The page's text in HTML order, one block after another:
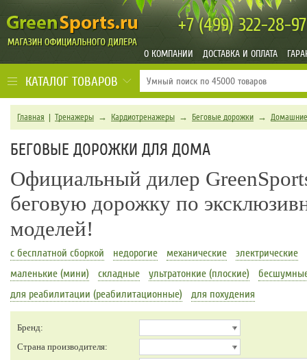
+7 (499)322-28-97
О КОМПАНИИ ДОСТАВКА И ОПЛАТА
КАТАЛОГ ТОВАРОВ
Главная | Тренажеры → Кардиотренажеры → Беговые дорожки →
БЕГОВЫЕ ДОРОЖКИ ДЛЯ ДОМА
Официальный дилер
беговую дорожку по
моделей!
с бесплатной сборкой недорогие механические
электрические
маленькие (мини)
складные ультратонкие (плоские)
для реабилитации (реабилитационные)
для похудения
Бренд:
Страна производителя: